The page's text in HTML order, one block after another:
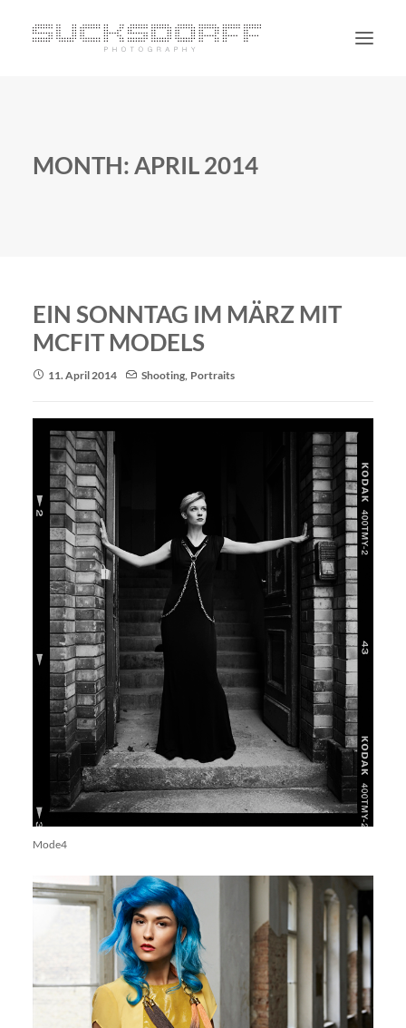
MONTH: APRIL 2014
EIN SONNTAG IM MÄRZ MIT
MCFIT MODELS
11. April 2014 Shooting, Portraits
Mode4